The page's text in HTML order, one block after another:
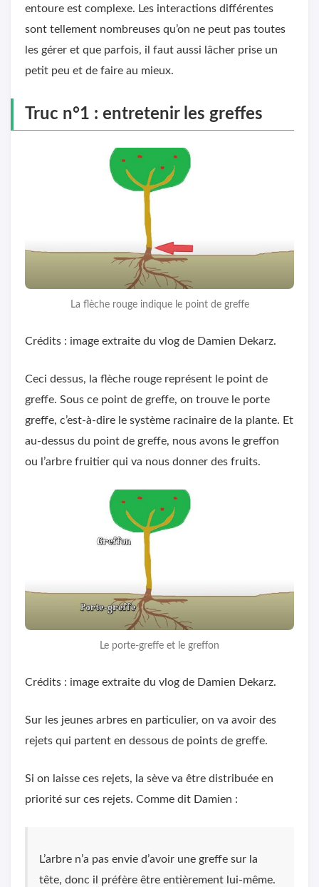
entoure est complexe. Les interactions différentes
sont tellement nombreuses qu’on ne peut pas toutes
les gérer et que parfois, il faut aussi lâcher prise un
petit peu et de faire au mieux.
Truc n°1 : entretenir les greffes
La flèche rouge indique le point de greffe
Crédits : image extraite du vlog de Damien Dekarz.
Ceci dessus, la flèche rouge représent le point de
greffe. Sous ce point de greffe, on trouve le porte
greffe, c’est-à-dire le système racinaire de la plante. Et
au-dessus du point de greffe, nous avons le greffon
ou l’arbre fruitier qui va nous donner des fruits.
Le porte-greffe et le greffon
Crédits : image extraite du vlog de Damien Dekarz.
Sur les jeunes arbres en particulier, on va avoir des
rejets qui partent en dessous de points de greffe.
Si on laisse ces rejets, la sève va être distribuée en
priorité sur ces rejets. Comme dit Damien :
L’arbre n’a pas envie d’avoir une greffe sur la
tête, donc il préfère être entièrement lui-même.